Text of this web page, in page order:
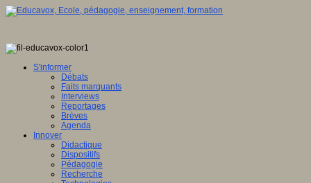
S'informer
Débats
Faits marquants
Interviews
Reportages
Brèves
Agenda
Innover
Didactique
Dispositifs
Pédagogie
Recherche